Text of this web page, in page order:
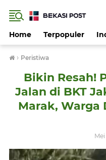
Home Terpopuler
› Peristiwa
Bikin Resah!
Jalan di BKT
Marak, Warga
Mei